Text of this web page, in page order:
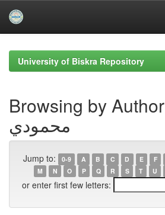
navigationUniversity of Biskra Repository
Browsing by Author م. بشير
محمودي
Jump to: 0-9 A B C D E F
M
N O P Q R S T U
or enter first few letters: